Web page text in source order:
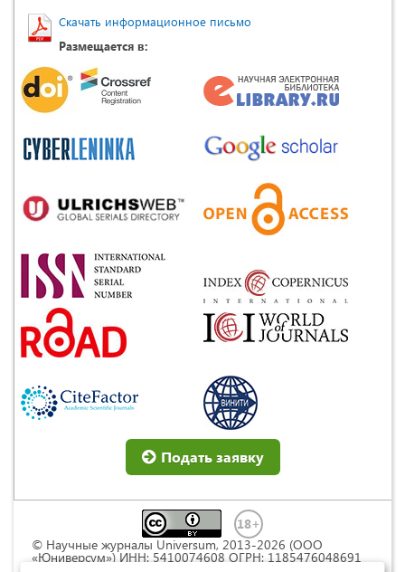
Скачать информационное письмо
Размещается в:
Подать заявку
© Научные журналы Universum, 2013-2026 (ООО
«Юниверсум») ИНН: 5410074608 ОГРН: 1185476048691